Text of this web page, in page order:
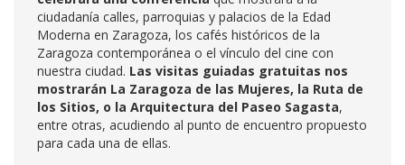
ciudadanía calles, parroquias y palacios de la Edad
Moderna en Zaragoza, los cafés históricos de la
Zaragoza contemporánea o el vínculo del cine con
nuestra ciudad. Las visitas guiadas gratuitas nos
mostrarán La Zaragoza de las Mujeres, la Ruta de
los Sitios, o la Arquitectura del Paseo Sagasta,
entre otras, acudiendo al punto de encuentro propuesto
para cada una de ellas.